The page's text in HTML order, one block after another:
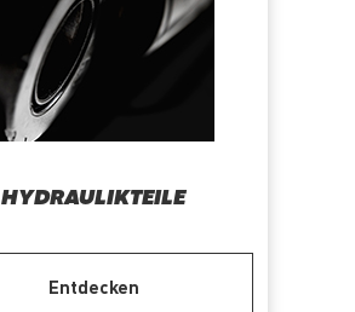
HYDRAULIKTEILE
Entdecken